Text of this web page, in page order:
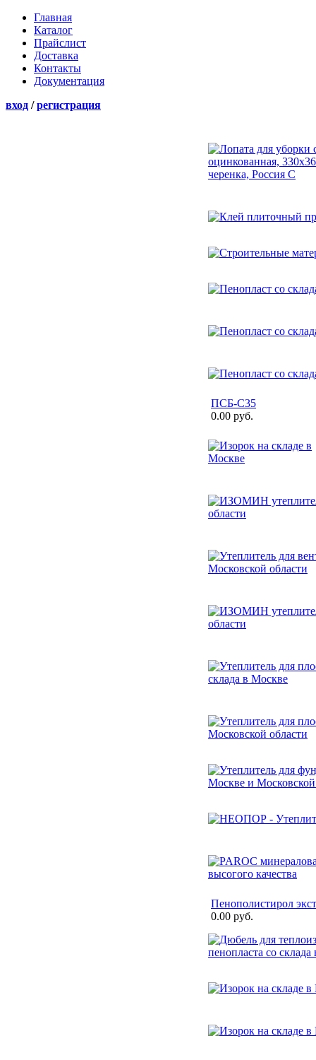
Главная
Каталог
Прайслист
Доставка
Контакты
Документация
вход /регистрация
ПСБ-С35
0.00 руб.
Пенополистирол
0.00 руб.